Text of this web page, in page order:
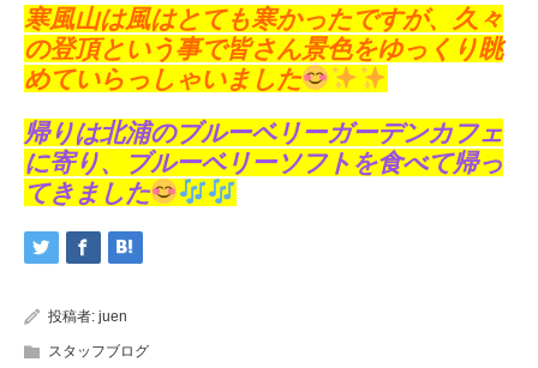
寒風山は風はとても寒かったですが、久々
の登頂という事で皆さん景色をゆっくり眺
めていらっしゃいました
帰りは北浦のブルーベリーガーデンカフェ
に寄り、ブルーベリーソフトを食べて帰っ
てきました
投稿者: juen
スタッフブログ